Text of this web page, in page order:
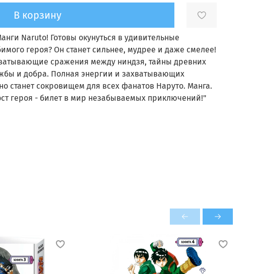
В корзину
Naruto! Готовы окунуться в удивительные
героя? Он станет сильнее, мудрее и даже смелее!
сражения между ниндзя, тайны древних
и добра. Полная энергии и захватывающих
станет сокровищем для всех фанатов Наруто. Манга.
героя - билет в мир незабываемых приключений!"